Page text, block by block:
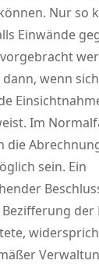
Nur so
Einwände
wenn
Im
die
sein. Ein
der